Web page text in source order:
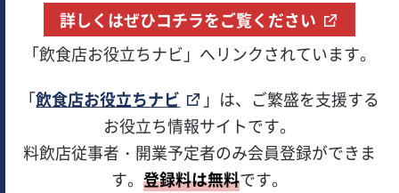
詳しくはぜひコチラをご覧ください
「飲食店お役立ちナビ」へリンクされています。
「飲食店お役立ちナビ
」は、ご繁盛を支援する
お役立ち情報サイトです。
料飲店従事者・開業予定者のみ会員登録ができま
す。 登録料は無料です。